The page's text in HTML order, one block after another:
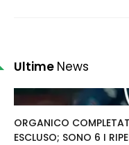
Ultime News
ORGANICO
ESCLUSO; SONO 6 I